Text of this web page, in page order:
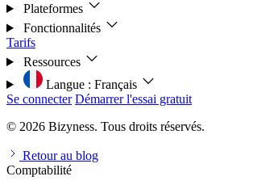
Plateformes
Fonctionnalités
Tarifs
Ressources
Langue : Français
Se connecter Démarrer l'essai gratuit
© 2026 Bizyness. Tous droits réservés.
Retour au blog
Comptabilité